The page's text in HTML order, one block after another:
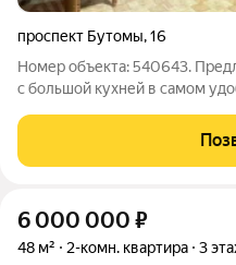
проспект Бутомы,16
Номер объекта: 540643.
с большой кухней в самом
комнаты и просторная кухня
6 000 000 ₽
48 м² 2-комн. квартира 3